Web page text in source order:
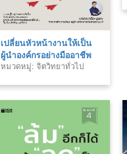
เปลี่ยนหัวหน้างานให้เป็น
ผู้นำองค์กรอย่างมืออาชีพ
หมวดหมู่: จิตวิทยาทั่วไป